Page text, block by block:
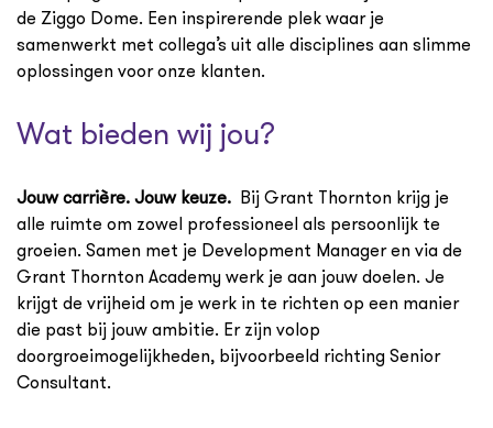
de Ziggo Dome. Een inspirerende plek waar je
samenwerkt met collega’s uit alle disciplines aan slimme
oplossingen voor onze klanten.
Wat bieden wij jou?
Jouw carrière. Jouw keuze. Bij Grant Thornton krijg je
alle ruimte om zowel professioneel als persoonlijk te
groeien. Samen met je Development Manager en via de
Grant Thornton Academy werk je aan jouw doelen. Je
krijgt de vrijheid om je werk in te richten op een manier
die past bij jouw ambitie. Er zijn volop
doorgroeimogelijkheden, bijvoorbeeld richting Senior
Consultant.